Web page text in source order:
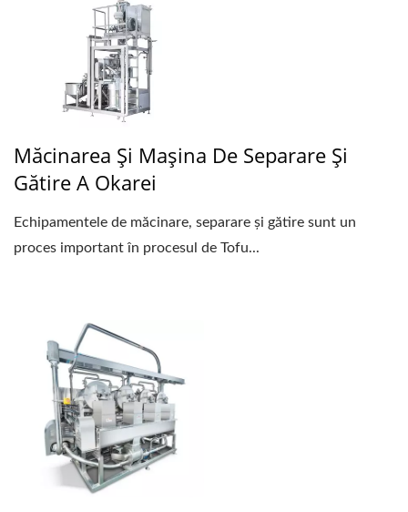
Măcinarea Și Mașina De Separare Și
Gătire A Okarei
Echipamentele de măcinare, separare și gătire sunt un
proces important în procesul de Tofu...